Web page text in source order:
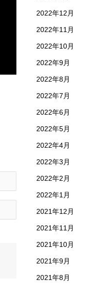
2022年12月
2022年11月
2022年10月
2022年9月
2022年8月
2022年7月
2022年6月
2022年5月
2022年4月
2022年3月
2022年2月
2022年1月
2021年12月
2021年11月
2021年10月
2021年9月
2021年8月